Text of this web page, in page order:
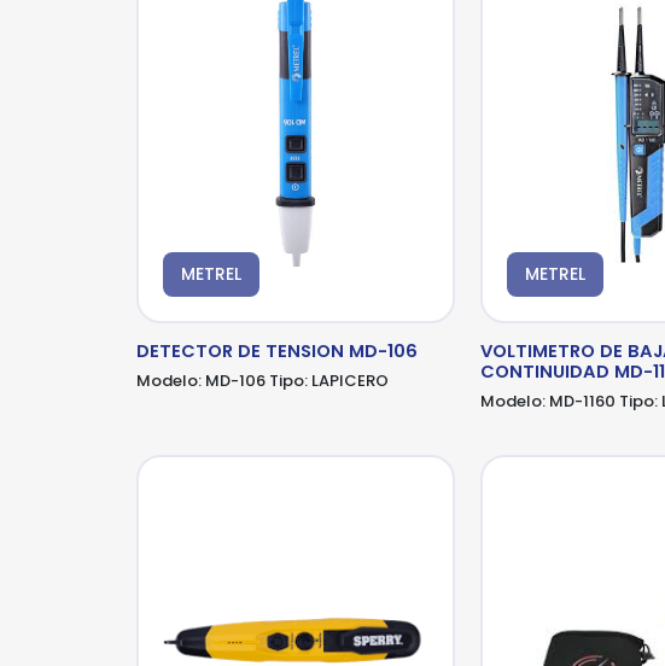
METREL
DETECTOR DE TENSION MD-106
Modelo: MD-106Tipo: LAPICERO
METREL
VOLTIMETRO DE
CONTINUIDAD MD-
Modelo: MD-1160 Tipo:
*Al enviar tus datos,
proporcionados son
*Al enviar tus datos,
proporcionados son
proporcionados son